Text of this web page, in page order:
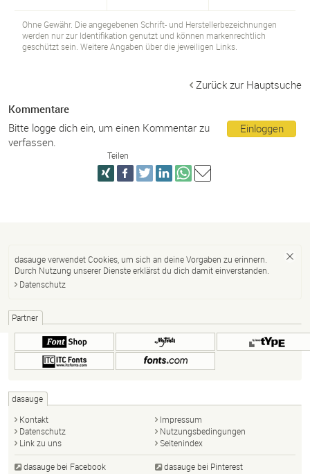
Ohne Gewähr. Die angegebenen Schrift- und Herstellerbezeichnungen
werden nur zur Identifikation genutzt und können markenrechtlich
geschützt sein. Weitere Angaben über die jeweiligen Links.
Zurück zur Hauptsuche
Kommentare
Einloggen
Bitte logge dich ein, um einen Kommentar zu
verfassen.
Teilen
dasauge verwendet Cookies, um sich an deine Vorgaben zu erinnern.
Durch Nutzung unserer Dienste erklärst du dich damit einverstanden.
Datenschutz
Partner
dasauge
Kontakt
Impressum
Datenschutz
Nutzungsbedingungen
Link zu uns
Seitenindex
dasauge bei Facebook dasauge bei Pinterest